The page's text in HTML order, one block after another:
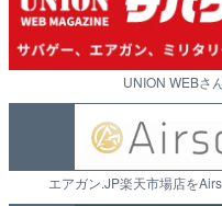
UNION WEBさ
エアガン.JP楽天市場店を